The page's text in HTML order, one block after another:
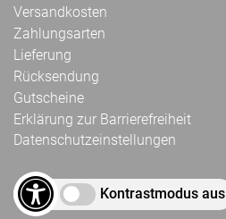
Versandkosten
Zahlungsarten
Lieferung
Rücksendung
Gutscheine
Erklärung zur Barrierefreiheit
Datenschutzeinstellungen
Kontrastmodus aus